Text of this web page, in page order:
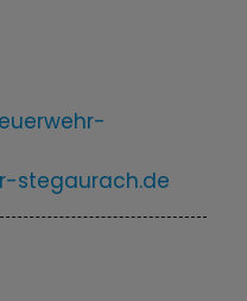
stegaurach.de